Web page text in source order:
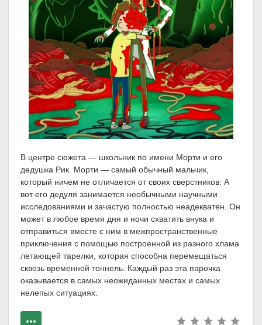
В центре сюжета — школьник по имени Морти и его
дедушка Рик. Морти — самый обычный мальчик,
который ничем не отличается от своих сверстников. А
вот его дедуля занимается необычными научными
исследованиями и зачастую полностью неадекватен. Он
может в любое время дня и ночи схватить внука и
отправиться вместе с ним в межпространственные
приключения с помощью построенной из разного хлама
летающей тарелки, которая способна перемещаться
сквозь временной тоннель. Каждый раз эта парочка
оказывается в самых неожиданных местах и самых
нелепых ситуациях.